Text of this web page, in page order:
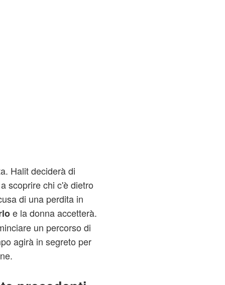
Halit deciderà di
scoprire chi c'è dietro
di una perdita in
e la donna accetterà.
un percorso di
agirà in segreto per